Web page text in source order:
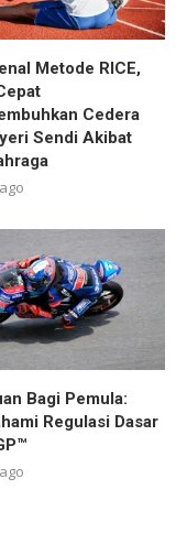
Metode RICE,
Cedera
Sendi Akibat
Bagi Pemula:
Regulasi Dasar